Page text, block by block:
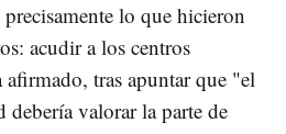
lo que hicieron
acudir a los centros
afirmado, tras apuntar que "el
debería valorar la parte de